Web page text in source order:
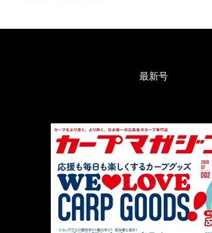
最新号